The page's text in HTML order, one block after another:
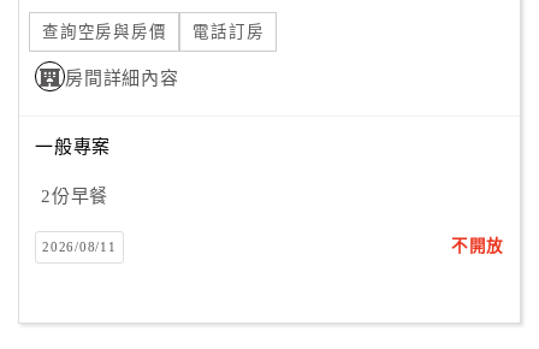
單
管
理
員
戶
客
查詢空房與房價 電話訂房
房間詳細內容
一般專案
2份早餐
2026/08/11 不開放